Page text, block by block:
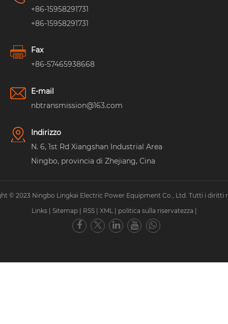
+86-15958291731
+86-15958291731
Fax
+86-57465938668
E-mail
nbtransmission@163.com
Indirizzo
N. 6, 1st Rd Xiangshan Industrial Area
Ningbo, provincia di Zhejiang, Cina
© 2023 Ningbo Lingkai Electric Power Equipment Co., Ltd. Tutti i diritti
Links
Sitemap RSS XML politica sulla riservatezza